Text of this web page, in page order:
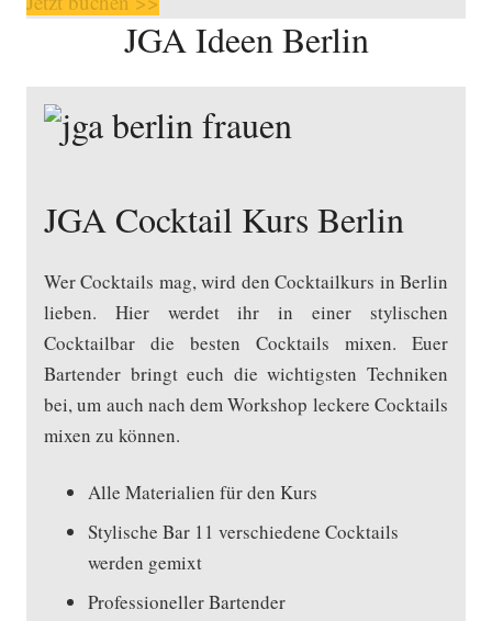
JGA Ideen Berlin
JGA Cocktail Kurs Berlin
Wer Cocktails mag, wird den Cocktailkurs in Berlin
lieben. Hier werdet ihr in einer stylischen
Cocktailbar die besten Cocktails mixen. Euer
Bartender bringt euch die wichtigsten Techniken
bei, um auch nach dem Workshop leckere Cocktails
mixen zu können.
Alle Materialien für den Kurs
Stylische Bar 11 verschiedene Cocktails
werden gemixt
Professioneller Bartender